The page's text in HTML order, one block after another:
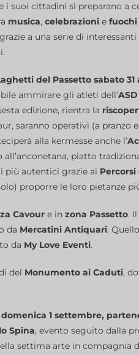
i suoi cittadini si preparano a
musica, celebrazioni e fuochi
a una serie di
del Passetto sabato
ammirare gli atleti dell’
edizione, rientra la
saranno operativi (a pranzo
alla kermesse anche l’
piatto
più autentici grazie ai Percorsi
proporre le loro pietanze
Cavour e in zona Passetto.
da Mercatini Antiquari.
da My Love Eventi.
del Monumento ai Caduti,
domenica 1 settembre,
Spina, evento seguito dalla
settima arte in compagnia